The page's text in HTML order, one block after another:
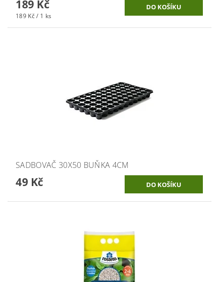
189 Kč
189 Kč / 1 ks
SADBOVAČ 30X50 BUŇKA 4CM
49 Kč